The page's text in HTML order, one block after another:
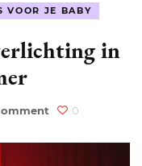
VOOR JE BABY
in
on
slaaptip:
0